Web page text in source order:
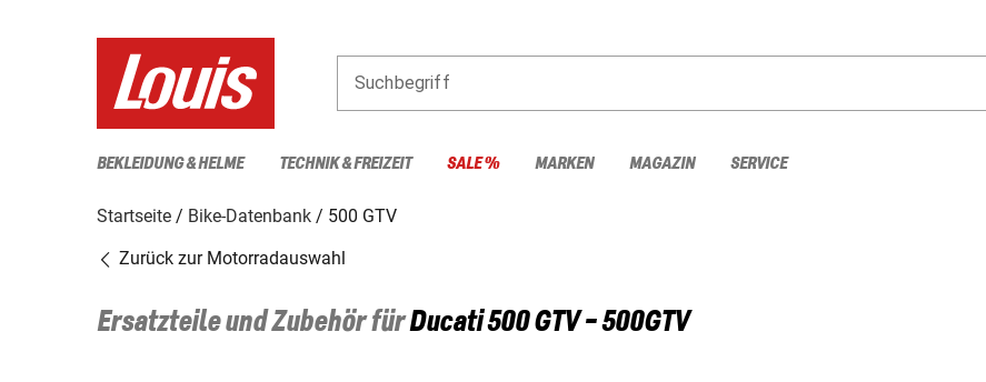
Suchbegriff
BEKLEIDUNG & HELME TECHNIK & FREIZEIT SALE % MARKEN MAGAZIN SERVICE
Startseite Bike-Datenbank
500 GTV
Zurück zur Motorradauswahl
Ersatzteile und Zubehör fürDucati500 GTV - 500GTV